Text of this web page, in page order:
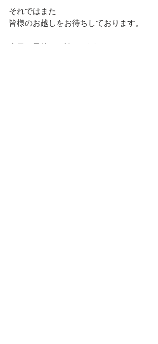
それではまた
皆様のお越しをお待ちしております。